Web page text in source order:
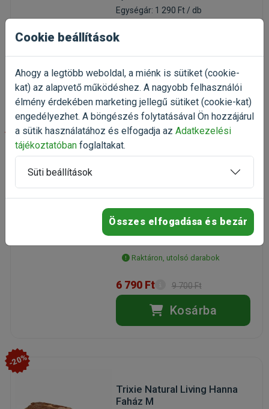
Egységár: 1 290 Ft / db
1 290 Ft 1 613 Ft
Kosárba
-30%
45x33x35cm
szállítódoboz kisállatoknak
Kiszerelés: 1 Darab
Gyártó:Stefanplast
Egységár: 6 790 Ft / db
Raktáron, utolsó darabok
6 790 Ft 9 700 Ft
Kosárba
-20%
Trixie Natural Living Hanna
Faház M
Cookie beállítások
Ahogy a legtöbb weboldal, a miénk is sütiket (cookie-
kat) az alapvető működéshez. A nagyobb felhasználói
élmény érdekében marketing jellegű sütiket (cookie-kat)
engedélyezhet. A böngészés folytatásával Ön hozzájárul
a sütik használatához és elfogadja az Adatkezelési
tájékoztatóban foglaltakat.
Süti beállítások
Összes elfogadása és bezár